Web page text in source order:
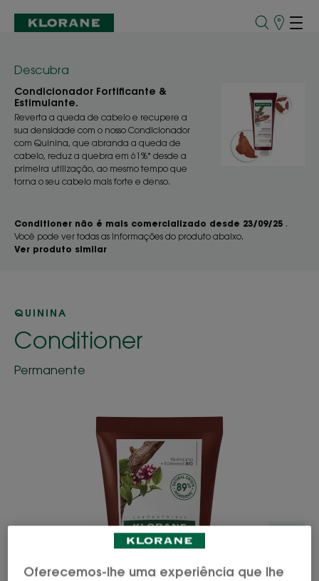
Pontos
Conditioner não é mais comercializado desde 23/09/25 .
Você pode ver todas as informações do produto abaixo.
Ver produto similar
Descubra
Condicionador Fortificante &
Estimulante.
Reverta a queda de cabelo e recupere a
sua densidade com o nosso Condicionador
com Quinina, que abranda a queda de
cabelo, reduz a quebra em 61%* desde a
primeira utilização, ao mesmo tempo que
torna o seu cabelo mais forte e denso.
QUININA
Conditioner
Permanente
Oferecemos-lhe uma experiência que lhe